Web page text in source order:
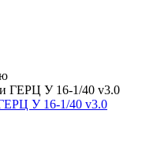
ГЕРЦ У 16-1/40 v3.0